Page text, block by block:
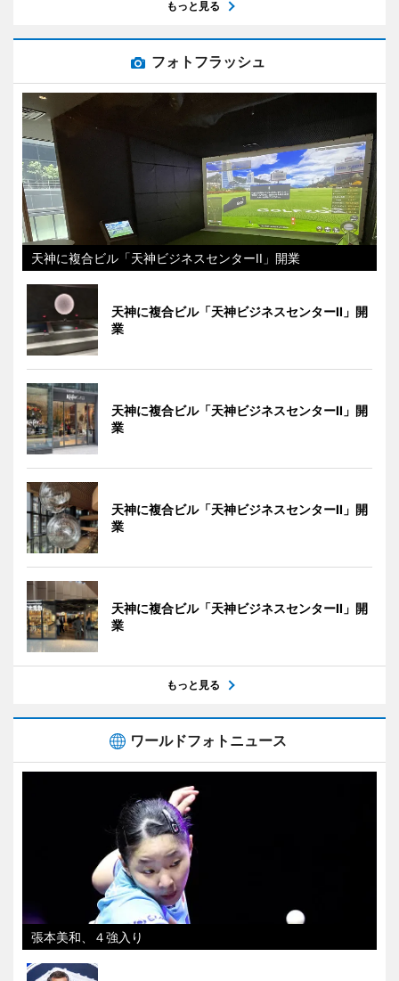
もっと見る
フォトフラッシュ
天神に複合ビル「天神ビジネスセンターII」開業
天神に複合ビル「天神ビジネスセンターII」開
業
天神に複合ビル「天神ビジネスセンターII」開
業
天神に複合ビル「天神ビジネスセンターII」開
業
天神に複合ビル「天神ビジネスセンターII」開
業
もっと見る
ワールドフォトニュース
張本美和、４強入り